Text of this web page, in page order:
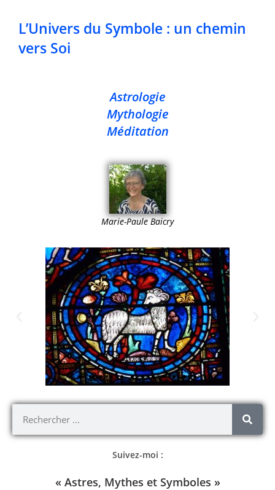
L’Univers du Symbole : un chemin
vers Soi
Astrologie
Mythologie
Méditation
Marie-Paule Baicry
Suivez-moi :
« Astres, Mythes et Symboles »